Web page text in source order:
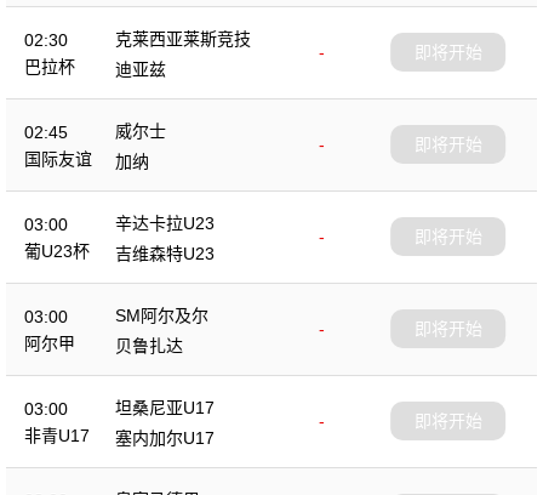
02:30
巴拉杯
克莱西亚莱斯竞技
-
迪亚兹
即将开始
02:45
国际友谊
威尔士
-
加纳
即将开始
03:00
葡U23杯
辛达卡拉U23
-
吉维森特U23
即将开始
03:00
阿尔甲
SM阿尔及尔
-
贝鲁扎达
即将开始
03:00
非青U17
坦桑尼亚U17
-
塞内加尔U17
即将开始